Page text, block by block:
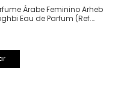
Árabe Feminino Arheb
Eau de Parfum (Ref.